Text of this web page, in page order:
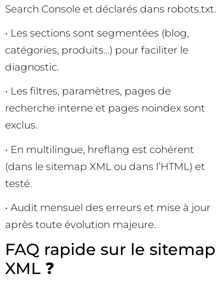
Search Console et déclarés dans robots.txt.
• Les sections sont segmentées (blog,
catégories, produits…) pour faciliter le
diagnostic.
• Les filtres, paramètres, pages de
recherche interne et pages noindex sont
exclus.
• En multilingue, hreflang est cohérent
(dans le sitemap XML ou dans l’HTML) et
testé.
• Audit mensuel des erreurs et mise à jour
après toute évolution majeure.
FAQ rapide sur le sitemap
XML ❓